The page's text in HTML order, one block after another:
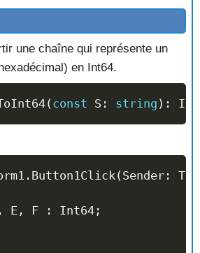
une chaîne qui représente un
en Int64.
(const S : string ) :
. Button1Click (Sender :
, E , F : Int64 ;